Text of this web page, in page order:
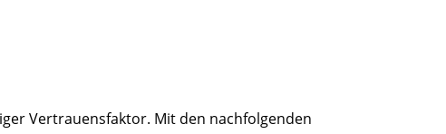
Vertrauensfaktor. Mit den nachfolgenden